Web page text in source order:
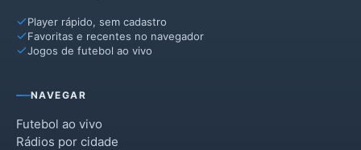
Player rápido, sem cadastro
Favoritas e recentes no navegador
Jogos de futebol ao vivo
NAVEGAR
Futebol ao vivo
Rádios por cidade